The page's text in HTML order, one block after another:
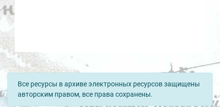
Все ресурсы в архиве электронных ресурсов защищены
авторским правом, все права сохранены.